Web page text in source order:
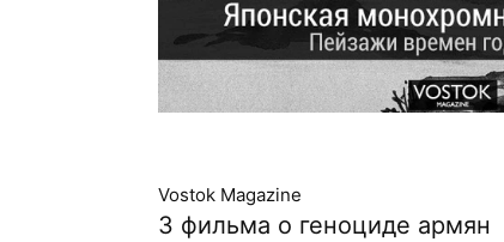
Vostok Magazine
3 фильма о геноциде армян